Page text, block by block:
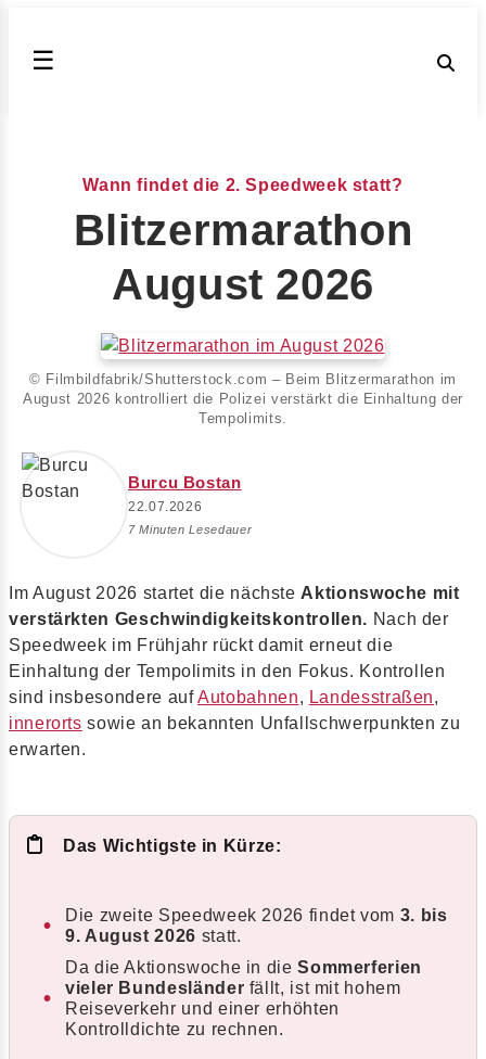
☰
Wann findet die 2. Speedweek statt?
Blitzermarathon
August 2026
© Filmbildfabrik/Shutterstock.com – Beim Blitzermarathon im
August 2026 kontrolliert die Polizei verstärkt die Einhaltung der
Tempolimits.
Burcu Bostan
22.07.2026
7 Minuten Lesedauer
Im August 2026 startet die nächste Aktionswoche mit
verstärkten Geschwindigkeitskontrollen. Nach der
Speedweek im Frühjahr rückt damit erneut die
Einhaltung der Tempolimits in den Fokus. Kontrollen
sind insbesondere aufAutobahnen, Landesstraßen,
innerorts sowie an bekannten Unfallschwerpunkten zu
erwarten.
Das Wichtigste in Kürze:
Die zweite Speedweek 2026 findet vom 3. bis
9. August 2026 statt.
Da die Aktionswoche in dieSommerferien
vieler Bundesländer fällt, ist mit hohem
Reiseverkehr und einer erhöhten
Kontrolldichte zu rechnen.